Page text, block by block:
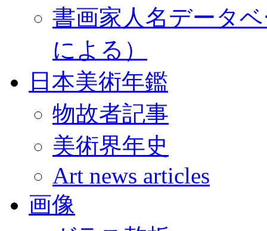
書画家人名データ
による）
日本美術年鑑
物故者記事
美術界年史
Art news articles
画像